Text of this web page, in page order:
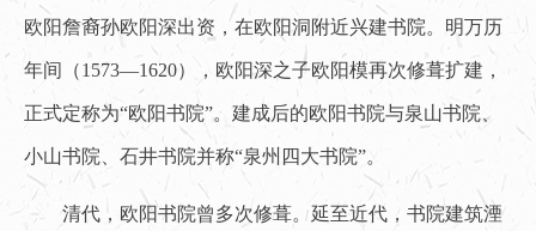
欧阳詹裔孙欧阳深出资，在欧阳洞附近兴建书院。明万历
年间（1573—1620），欧阳深之子欧阳模再次修葺扩建，
正式定称为“欧阳书院”。建成后的欧阳书院与泉山书院、
小山书院、石井书院并称“泉州四大书院”。
清代，欧阳书院曾多次修葺。延至近代，书院建筑湮